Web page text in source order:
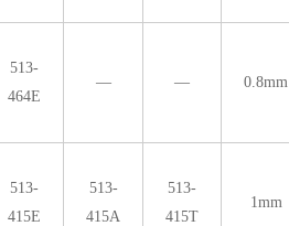
513-
464E
— — 0.8mm
513-
415E
513-
415A
513-
415T
1mm